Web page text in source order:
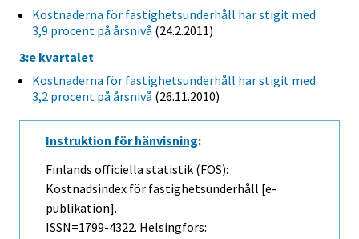
Kostnaderna för fastighetsunderhåll har stigit med
3,9 procent på årsnivå (24.2.2011)
3:e kvartalet
Kostnaderna för fastighetsunderhåll har stigit med
3,2 procent på årsnivå (26.11.2010)
Instruktion för hänvisning:
Finlands officiella statistik (FOS):
Kostnadsindex för fastighetsunderhåll [e-
publikation].
ISSN=1799-4322. Helsingfors: